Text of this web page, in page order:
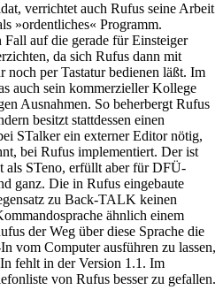
verrichtet auch Rufus seine Arbeit
»ordentliches« Programm.
auf die gerade für Einsteiger
da sich Rufus dann mit
noch per Tastatur bedienen läßt. Im
auch sein kommerzieller Kollege
Ausnahmen. So beherbergt Rufus
besitzt stattdessen einen
STalker ein externer Editor nötig,
bei Rufus implementiert. Der ist
als STeno, erfüllt aber für DFÜ-
ganz. Die in Rufus eingebaute
zu Back-TALK keinen
ähnlich einem
der Weg über diese Sprache die
vom Computer ausführen zu lassen,
fehlt in der Version 1.1. Im
von Rufus besser zu gefallen.